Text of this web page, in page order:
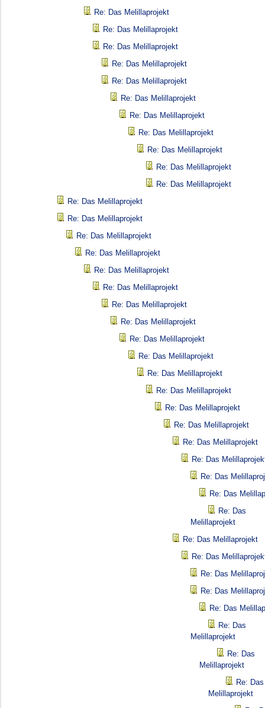
Re: Das Melillaprojekt
Re: Das Melillaprojekt
Re: Das Melillaprojekt
Re: Das Melillaprojekt
Re: Das Melillaprojekt
Re: Das Melillaprojekt
Re: Das Melillaprojekt
Re: Das Melillaprojekt
Re: Das Melillaprojekt
Re: Das Melillaprojekt
Re: Das Melillaprojekt
Re: Das Melillaprojekt
Re: Das Melillaprojekt
Re: Das Melillaprojekt
Re: Das Melillaprojekt
Re: Das Melillaprojekt
Re: Das Melillaprojekt
Re: Das Melillaprojekt
Re: Das Melillaprojekt
Re: Das Melillaprojekt
Re: Das Melillaprojekt
Re: Das Melillaprojekt
Re: Das Melillaprojekt
Re: Das Melillaprojekt
Re: Das Melillaprojekt
Re: Das Melillaprojekt
Re: Das
Re: Das
Re: Das
Re: Das
Melillaprojekt
Re: Das Melillaprojekt
Re: Das
Re: Das
Re: Das
Re: Das
Re: Das
Melillaprojekt
Re: Das
Melillaprojekt
Re: Das
Melillaprojekt